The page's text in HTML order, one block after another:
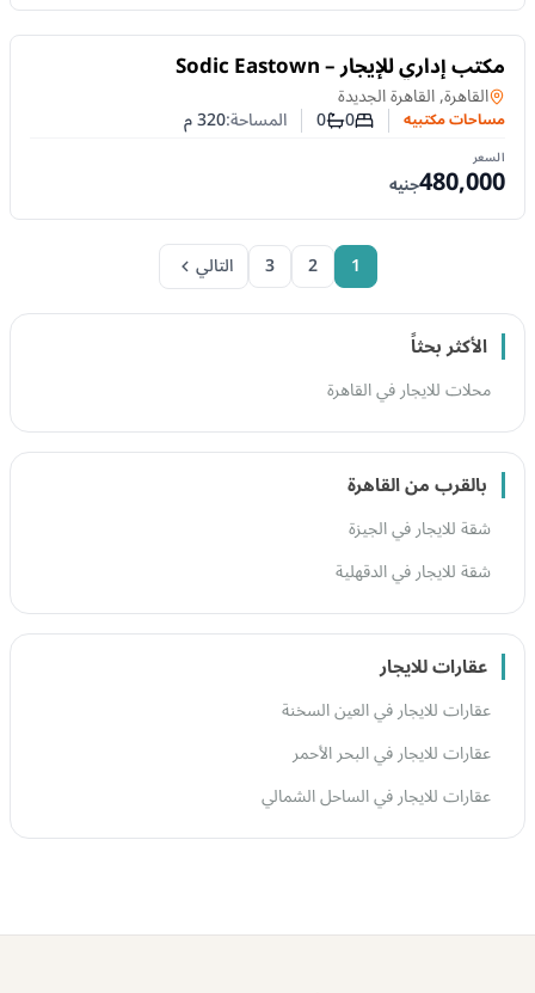
للايجار
مكتب إداري للإيجار – Sodic Eastown
مساحات مكتبيهفي
القاهرة, القاهرة الجديدة
مساحات مكتبيه عدد غرف النوم
0عدد الحمامات
0 المساحة:320م
السعر
480,000جنيه
1
2
3 التالي
الأكثر بحثاً
محلات للايجار في القاهرة
بالقرب من القاهرة
شقة للايجار في الجيزة
شقة للايجار في الدقهلية
عقارات للايجار
عقارات للايجار في العين السخنة
عقارات للايجار في البحر الأحمر
عقارات للايجار في الساحل الشمالي